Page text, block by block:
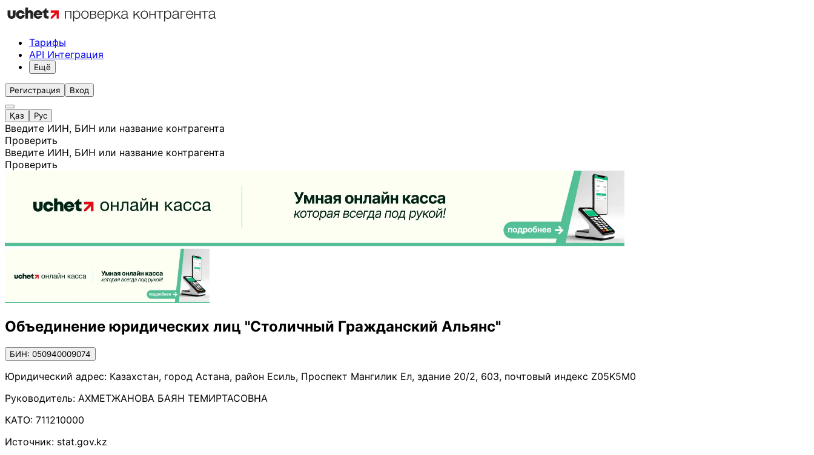
Тарифы
API Интеграция
Ещё
Регистрация Вход
Қаз Рус
Введите ИИН, БИН или название контрагента
Проверить
Введите ИИН, БИН или название контрагента
Проверить
Объединение юридических лиц "Столичный Гражданский Альянс"
БИН: 050940009074
Юридический адрес: Казахстан, город Астана, район Есиль, Проспект Мангилик Ел, здание 20/2, 603, почтовый индекс Z05K5M0
Руководитель: АХМЕТЖАНОВА БАЯН ТЕМИРТАСОВНА
КАТО: 711210000
Источник: stat.gov.kz